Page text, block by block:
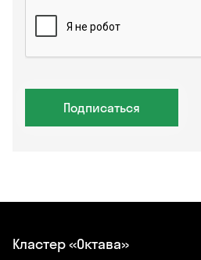
Подписаться
Кластер «Октава»